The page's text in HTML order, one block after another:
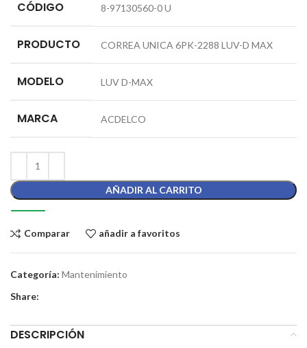
CÓDIGO 8-97130560-0 U
PRODUCTO CORREA UNICA 6PK-2288 LUV-D MAX
MODELO LUV D-MAX
MARCA ACDELCO
AÑADIR AL CARRITO
Comparar añadir a favoritos
Categoría: Mantenimiento
Share:
DESCRIPCIÓN